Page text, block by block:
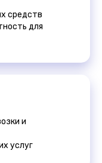
средств
для
и
услуг